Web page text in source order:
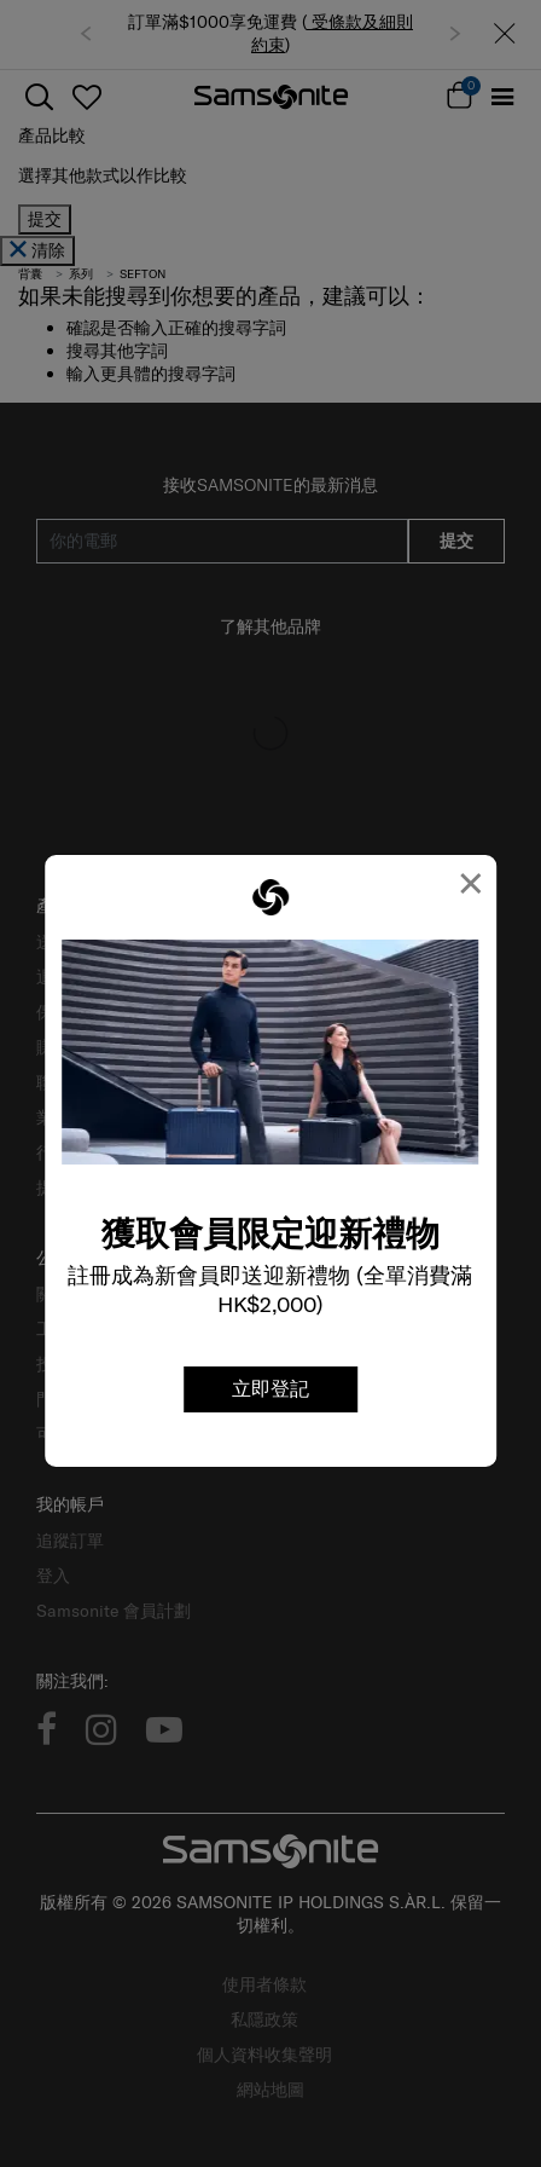
×
獲取會員限定迎新禮物
註冊成為新會員即送迎新禮物 (全單消費滿
HK$2,000)
立即登記
訂單滿$1000享免運費 ( 受條款及細則
約束)
0
產品比較
選擇其他款式以作比較
提交
清除
背囊 系列 SEFTON
如果未能搜尋到你想要的產品，建議可以：
確認是否輸入正確的搜尋字詞
搜尋其他字詞
輸入更具體的搜尋字詞
接收SAMSONITE的最新消息
提交
了解其他品牌
產品支援/常見問題
送貨安排
退貨與換貨
保修條款及細則
賺取「亞洲萬里通」條款
聯絡我們
業務諮詢
行李箱搜尋器
提防偽冒網站
公司資料
關於我們
工作機會
投資者關係
門市位置
可持續發展
我的帳戶
追蹤訂單
登入
Samsonite 會員計劃
關注我們:
版權所有 © 2026 SAMSONITE IP HOLDINGS S.ÀR.L. 保留一
切權利。
使用者條款
私隱政策
個人資料收集聲明
網站地圖